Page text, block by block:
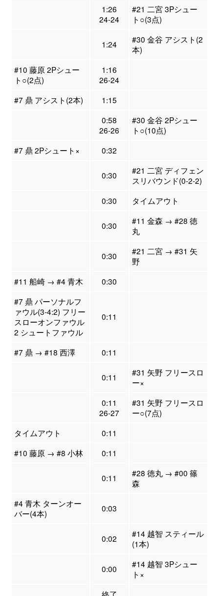
1:26
24-24
#21 二宮 3Pシュー
ト○(3点)
1:24
#30 金谷 アシスト(2
本)
#10 藤原 2Pシュー
ト○(2点)
1:16
26-24
#7 鼎 アシスト(2本)
1:15
0:58
26-26
#30 金谷 2Pシュー
ト○(10点)
#7 鼎 2Pシュート×
0:32
0:30
#21 二宮 ディフェン
スリバウンド(0-2-2)
0:30
タイムアウト
0:30
#11 金森 → #28 徳
丸
0:30
#21 二宮 → #31 矢
野
#11 船崎 → #4 青木
0:30
#7 鼎 パーソナルフ
ァウル(3-4:2) フリー
スローオンファウル
2 シュートファウル
0:11
#7 鼎 → #18 西澤 0:11
0:11
#31 矢野 フリースロ
ー×
0:11
26-27
#31 矢野 フリースロ
ー○(7点)
タイムアウト
0:11
#10 藤原 → #8 小林
0:11
0:11
#28 徳丸 → #00 篠
森
#4 青木 ターンオー
バー(4本)
0:03
0:02
#14 越智 スティール
(1本)
0:00
#14 越智 3Pシュー
ト×